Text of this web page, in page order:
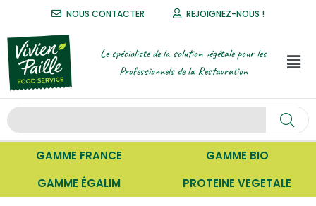
NOUS CONTACTER REJOIGNEZ-NOUS !
Le spécialiste de la solution végétale pour les
Professionnels de la Restauration
GAMME FRANCE
GAMME BIO
GAMME ÉGALIM
PROTEINE VEGETALE